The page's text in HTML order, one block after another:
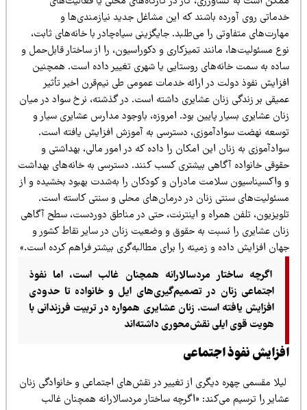
روی آورده باشند که این مشاغل جدید نیازمندی‌ها و
متفاوتی را می‌طلبد. جایگزینی سیاه‌چادر با خانه‌های ثابت،
مسئولیت‌ها، مانند تمیزکاری و دکوراسیون، را از ساختار قابل‌حمل و
به سمت خانه‌های روستایی یا شهری تغییر داده است. همچنین
نفوذ دولت در ارائه خدمات عمومی طی نیم‌قرن اخیر تأثیر
بر زندگی زنان عشایری داشته است. در گذشته، نرخ سواد در میان
عشایری بسیار پایین بود. امروزه، باوجود مدارس عشایری سیار و
نهضت سوادآموزی، دسترسی به آموزش افزایش یافته است.
به زنان این امکان را داده که در امور مالی، بهداشتی و
خانواده آگاهی بیشتری کسب کنند. دسترسی به خانه‌های بهداشت
واکسیناسیون سلامت مادران و کودکان را به‌شدت بهبود بخشیده و از
سنتی زنان در درمان‌های محلی و سنتی کاسته است.
تلفن همراه و اینترنت، حتی در مناطق دوردست، سطح آگاهی
عشایری را نسبت به حقوق و وضعیت زنان در سایر نقاط کشور و
افزایش داده و زمینه را برای مطالبه‌گری بیشتر فراهم کرده است.»
اگرچه ساختار مردسالارانه همچنان غالب است، اما نفوذ
اجتماعی زنان در تصمیم‌گیری‌های ایل و خانواده تا حدودی
افزایش یافته است. زنان عشایری همواره در تربیت فرزندانی با
هویت قوی ایلی نقش‌محوری داشته‌اند
نفوذ اجتماعی
مقسمی چهره دیگری از تغییر در نقش‌های اجتماعی و خانوادگی زنان
را ترسیم می‌کند: «اگرچه ساختار مردسالارانه همچنان غالب